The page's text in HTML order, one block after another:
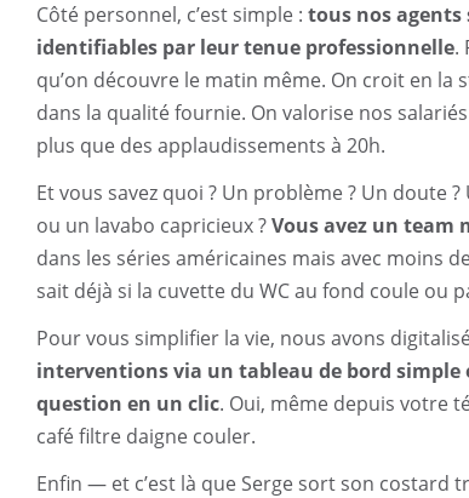
Côté personnel, c’est simple : tous nos agents
identifiables par leur tenue professionnelle.
qu’on découvre le matin même. On croit en
dans la qualité fournie. On valorise nos
plus que des applaudissements à 20h.
Et vous savez quoi ? Un problème ? Un doute
ou un lavabo capricieux ?Vous avez un team
dans les séries américaines mais avec moins
sait déjà si la cuvette du WC au fond coule ou
Pour vous simplifier la vie, nous avons
interventions via un tableau de bord
question en un clic. Oui, même depuis votre
café filtre daigne couler.
Enfin — et c’est là que Serge sort son